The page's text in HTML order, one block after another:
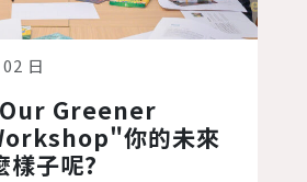
日
Greener
你的未來
樣子呢?